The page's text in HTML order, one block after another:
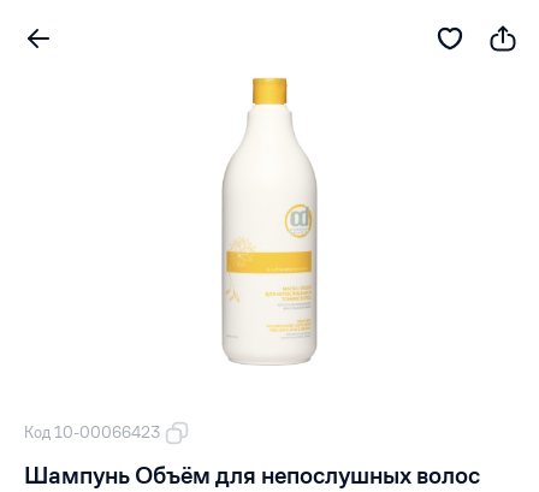
Код 10-00066423
Шампунь Объём для непослушных волос